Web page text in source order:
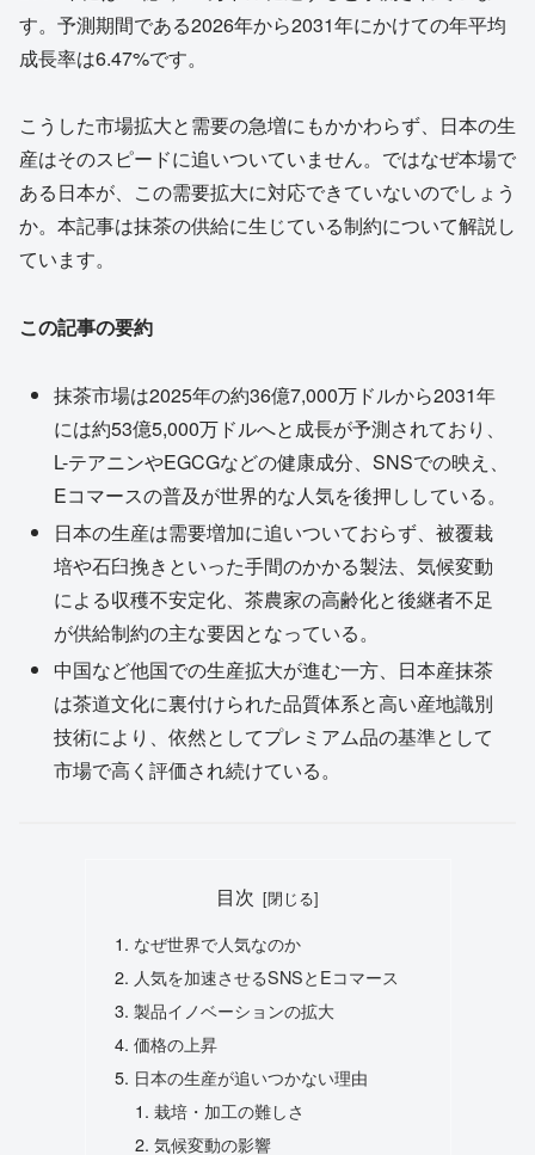
す。予測期間である2026年から2031年にかけての年平均
成長率は6.47%です。
こうした市場拡大と需要の急増にもかかわらず、日本の生
産はそのスピードに追いついていません。ではなぜ本場で
ある日本が、この需要拡大に対応できていないのでしょう
か。本記事は抹茶の供給に生じている制約について解説し
ています。
この記事の要約
抹茶市場は2025年の約36億7,000万ドルから2031年
には約53億5,000万ドルへと成長が予測されており、
L-テアニンやEGCGなどの健康成分、SNSでの映え、
Eコマースの普及が世界的な人気を後押ししている。
日本の生産は需要増加に追いついておらず、被覆栽
培や石臼挽きといった手間のかかる製法、気候変動
による収穫不安定化、茶農家の高齢化と後継者不足
が供給制約の主な要因となっている。
中国など他国での生産拡大が進む一方、日本産抹茶
は茶道文化に裏付けられた品質体系と高い産地識別
技術により、依然としてプレミアム品の基準として
市場で高く評価され続けている。
目次
なぜ世界で人気なのか
人気を加速させるSNSとEコマース
製品イノベーションの拡大
価格の上昇
日本の生産が追いつかない理由
栽培・加工の難しさ
気候変動の影響